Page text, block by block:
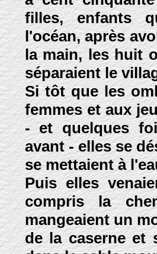
filles, enfants
l'océan, après
la main, les huit
séparaient le
Si tôt que les
femmes et aux
- et quelques
avant - elles se
se mettaient à
Puis elles
compris la
mangeaient un
de la caserne et